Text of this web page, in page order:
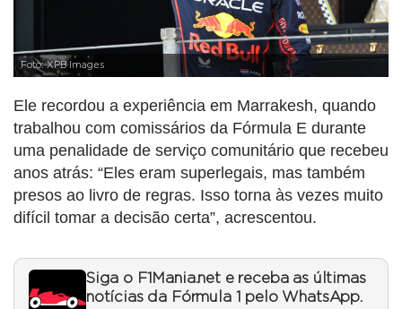
Foto: XPB Images
Ele recordou a experiência em Marrakesh, quando
trabalhou com comissários da Fórmula E durante
uma penalidade de serviço comunitário que recebeu
anos atrás: “Eles eram superlegais, mas também
presos ao livro de regras. Isso torna às vezes muito
difícil tomar a decisão certa”, acrescentou.
Siga o F1Mania.net e receba as últimas
notícias da Fórmula 1 pelo WhatsApp.